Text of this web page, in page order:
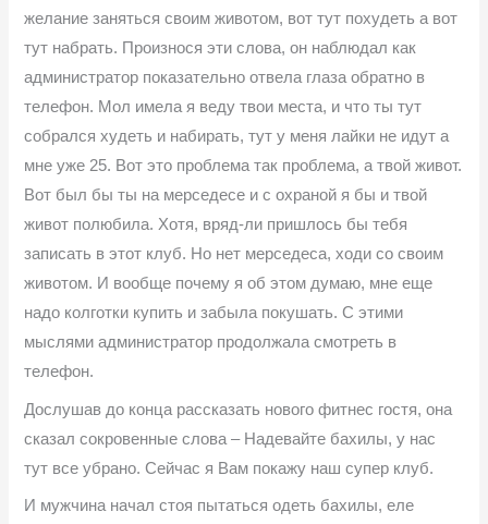
желание заняться своим животом, вот тут похудеть а вот
тут набрать. Произнося эти слова, он наблюдал как
администратор показательно отвела глаза обратно в
телефон. Мол имела я веду твои места, и что ты тут
собрался худеть и набирать, тут у меня лайки не идут а
мне уже 25. Вот это проблема так проблема, а твой живот.
Вот был бы ты на мерседесе и с охраной я бы и твой
живот полюбила. Хотя, вряд-ли пришлось бы тебя
записать в этот клуб. Но нет мерседеса, ходи со своим
животом. И вообще почему я об этом думаю, мне еще
надо колготки купить и забыла покушать. С этими
мыслями администратор продолжала смотреть в
телефон.
Дослушав до конца рассказать нового фитнес гостя, она
сказал сокровенные слова – Надевайте бахилы, у нас
тут все убрано. Сейчас я Вам покажу наш супер клуб.
И мужчина начал стоя пытаться одеть бахилы, еле